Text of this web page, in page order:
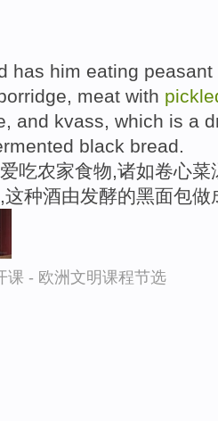
has him eating
meat with
and kvass, which is a
black bread.
吃农家食物,诸如卷心
这种酒由发酵的黑面包做
课 - 欧洲文明课程节选